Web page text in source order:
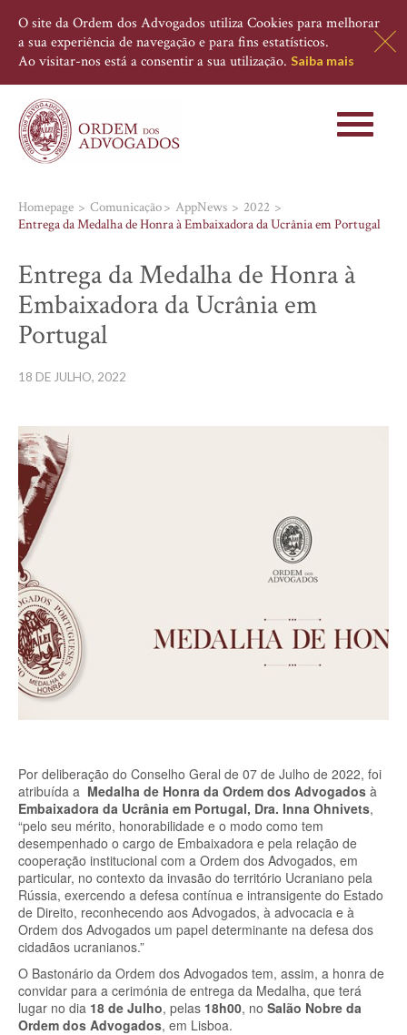
O site da Ordem dos Advogados utiliza Cookies para melhorar
a sua experiência de navegação e para fins estatísticos.
Ao visitar-nos está a consentir a sua utilização. Saiba mais
Toggle
Homepage Comunicação AppNews
2022
Entrega da Medalha de Honra à Embaixadora da Ucrânia em Portugal
Entrega da Medalha de Honra à
Embaixadora da Ucrânia em
Portugal
18 DE JULHO, 2022
Por deliberação do Conselho Geral de 07 de Julho de 2022, foi
atribuída a Medalha de Honra da Ordem dos Advogados à
Embaixadora da Ucrânia em Portugal, Dra. Inna Ohnivets,
“pelo seu mérito, honorabilidade e o modo como tem
desempenhado o cargo de Embaixadora e pela relação de
cooperação institucional com a Ordem dos Advogados, em
particular, no contexto da invasão do território Ucraniano pela
Rússia, exercendo a defesa contínua e intransigente do Estado
de Direito, reconhecendo aos Advogados, à advocacia e à
Ordem dos Advogados um papel determinante na defesa dos
cidadãos ucranianos.”
O Bastonário da Ordem dos Advogados tem, assim, a honra de
convidar para a cerimónia de entrega da Medalha, que terá
lugar no dia 18 de Julho, pelas 18h00, no Salão Nobre da
Ordem dos Advogados, em Lisboa.